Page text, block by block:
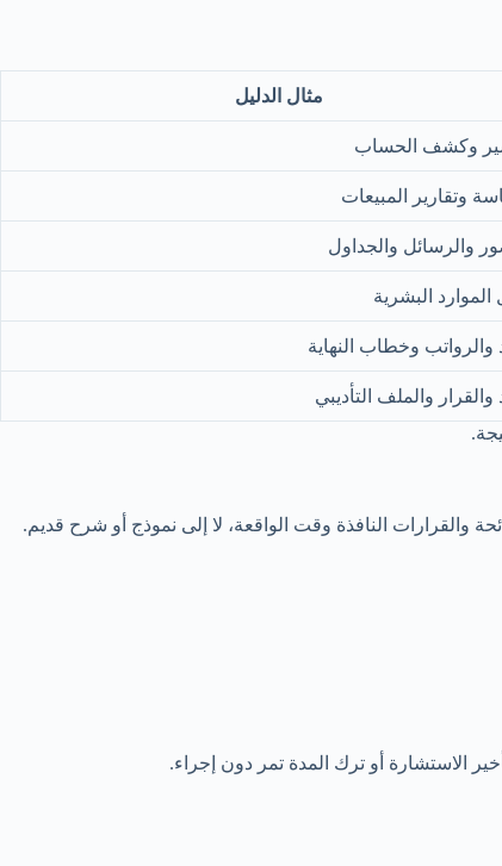
مثال الدليل
وكشف الحساب
وتقارير المبيعات
والرسائل والجداول
البشرية
والرواتب وخطاب النهاية
والقرار والملف التأديبي
مادتين. لهذا ينبغي الرجوع إلى النص واللائحة والقرارات النافذة وقت الواقعة، لا إلى نموذج أو شرح قديم.
الاستشارة أو ترك المدة تمر دون إجراء.